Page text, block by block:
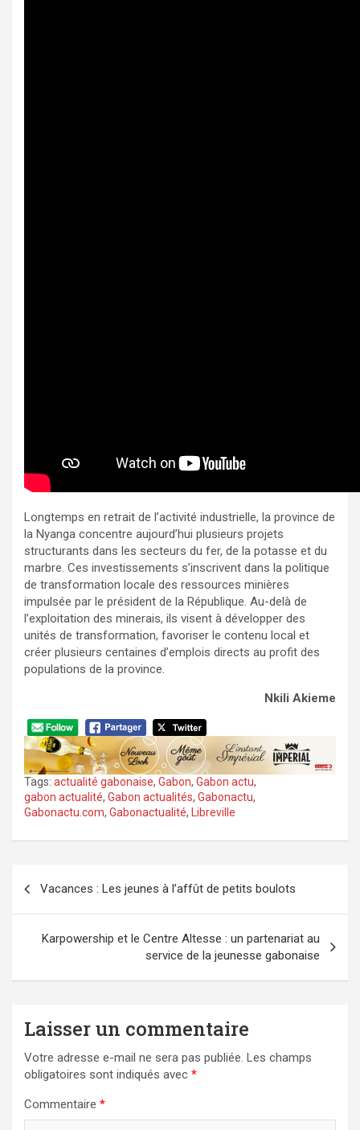
Longtemps en retrait de l’activité industrielle, la province de
la Nyanga concentre aujourd’hui plusieurs projets
structurants dans les secteurs du fer, de la potasse et du
marbre. Ces investissements s’inscrivent dans la politique
de transformation locale des ressources minières
impulsée par le président de la République. Au-delà de
l’exploitation des minerais, ils visent à développer des
unités de transformation, favoriser le contenu local et
créer plusieurs centaines d’emplois directs au profit des
populations de la province.
Nkili Akieme
Tags: actualité gabonaise, Gabon, Gabon actu,
gabon actualité, Gabon actualités, Gabonactu,
Gabonactu.com, Gabonactualité, Libreville
de
l’article
Vacances : Les jeunes à l’affût de petits boulots
Karpowership et le Centre Altesse : un partenariat au
service de la jeunesse gabonaise
Laisser un commentaire
Votre adresse e-mail ne sera pas publiée. Les champs
obligatoires sont indiqués avec *
Commentaire *